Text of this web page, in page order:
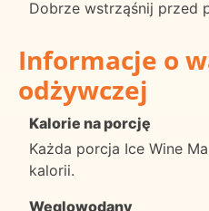
Dobrze wstrząśnij przed
Informacje o
odżywczej
Kalorie na porcję
Każda porcja Ice Wine
kalorii.
Węglowodany